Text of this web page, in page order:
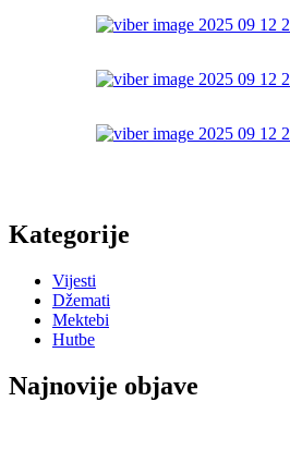
Kategorije
Vijesti
Džemati
Mektebi
Hutbe
Najnovije objave